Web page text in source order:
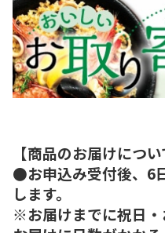
【商品のお届けについ
●お申込み受付後、6
します。
※お届けまでに祝日・